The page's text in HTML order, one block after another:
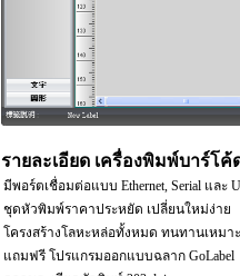
รายละเอียด เครื่องพิมพ์บาร์โค้
มีพอร์ตเชื่อมต่อแบบ Ethernet, Serial และ
ชุดหัวพิมพ์ราคาประหยัด เปลี่ยนใหม่ง่าย
โครงสร้างโลหะหล่อทั้งหมด ทนทานเหม
แถมฟรี โปรแกรมออกแบบฉลาก GoLabel